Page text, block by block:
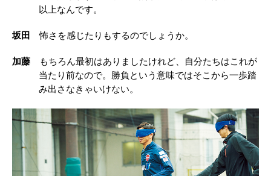
以上なんです。
坂田 怖さを感じたりもするのでしょうか。
加藤 もちろん最初はありましたけれど、自分たちはこれが
当たり前なので。勝負という意味ではそこから一歩踏
み出さなきゃいけない。